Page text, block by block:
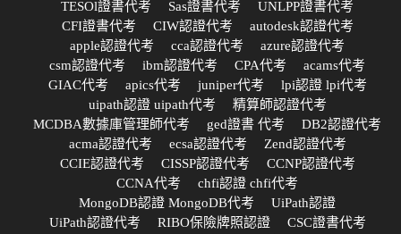
TESOl證書代考
Sas證書代考
UNLPP證書代考
CFI證書代考
CIW認證代考
autodesk認證代考
apple認證代考
cca認證代考
azure認證代考
csm認證代考
ibm認證代考 CPA代考
acams代考
GIAC代考
apics代考 juniper代考
lpi認證 lpi代考
uipath認證 uipath代考
精算師認證代考
MCDBA數據庫管理師代考
ged證書 代考
DB2認證代考
acma認證代考
ecsa認證代考
Zend認證代考
CCIE認證代考
CISSP認證代考
CCNP認證代考
CCNA代考
chfi認證 chfi代考
MongoDB認證 MongoDB代考
UiPath認證
UiPath認證代考
RIBO保險牌照認證
CSC證書代考